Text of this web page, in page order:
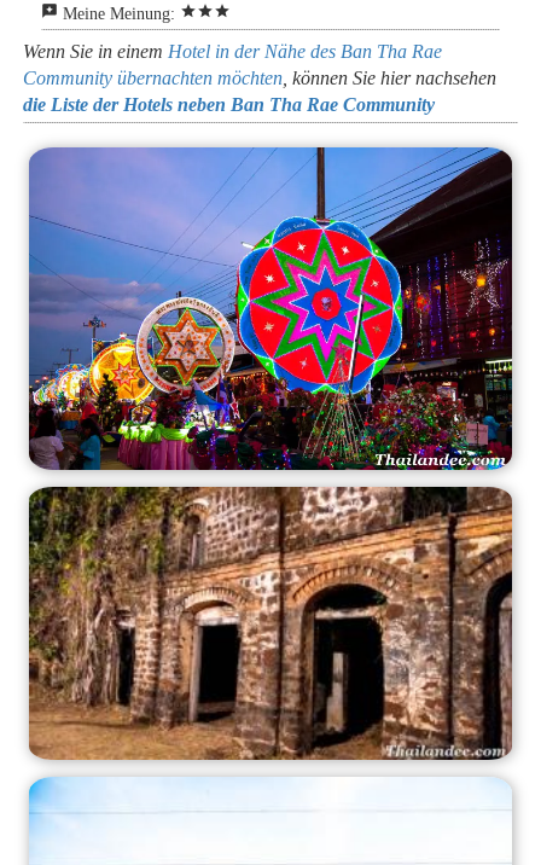
reviews Meine Meinung: starstarstar
Wenn Sie in einem Hotel in der Nähe des Ban Tha Rae
Community übernachten möchten , können Sie hier nachsehen
die Liste der Hotels neben Ban Tha Rae Community